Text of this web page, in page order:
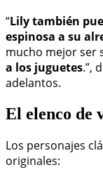
“Lily también
espinosa a su
mucho mejor ser
a los juguetes.”,
adelantos.
El elenco de
Los personajes
originales: